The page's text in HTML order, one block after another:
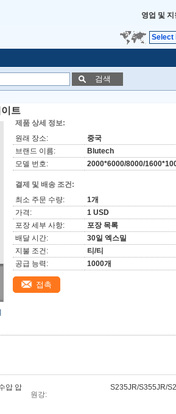
영업 및 지
Select
검색
트
제품 상세 정보:
원래 장소:
중국
브랜드 이름:
Blutech
모델 번호:
2000*6000/8000/
결제 및 배송 조건:
최소 주문 수량:
1개
가격:
1 USD
포장 세부 사항:
포장 목록
배달 시간:
30일 엑스밀
지불 조건:
티/티
공급 능력:
1000개
접촉
압 압
원강:
S235JR/S355JR/